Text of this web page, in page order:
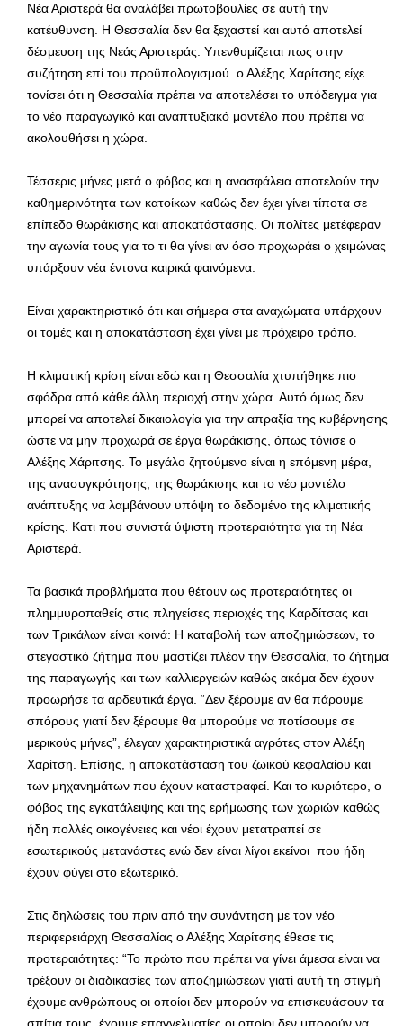
Νέα Αριστερά θα αναλάβει πρωτοβουλίες σε αυτή την
κατέυθυνση. Η Θεσσαλία δεν θα ξεχαστεί και αυτό αποτελεί
δέσμευση της Νεάς Αριστεράς. Υπενθυμίζεται πως στην
συζήτηση επί του προϋπολογισμού ο Αλέξης Χαρίτσης είχε
τονίσει ότι η Θεσσαλία πρέπει να αποτελέσει το υπόδειγμα για
το νέο παραγωγικό και αναπτυξιακό μοντέλο που πρέπει να
ακολουθήσει η χώρα.
Τέσσερις μήνες μετά ο φόβος και η ανασφάλεια αποτελούν την
καθημερινότητα των κατοίκων καθώς δεν έχει γίνει τίποτα σε
επίπεδο θωράκισης και αποκατάστασης. Οι πολίτες μετέφεραν
την αγωνία τους για το τι θα γίνει αν όσο προχωράει ο χειμώνας
υπάρξουν νέα έντονα καιρικά φαινόμενα.
Είναι χαρακτηριστικό ότι και σήμερα στα αναχώματα υπάρχουν
οι τομές και η αποκατάσταση έχει γίνει με πρόχειρο τρόπο.
Η κλιματική κρίση είναι εδώ και η Θεσσαλία χτυπήθηκε πιο
σφόδρα από κάθε άλλη περιοχή στην χώρα. Αυτό όμως δεν
μπορεί να αποτελεί δικαιολογία για την απραξία της κυβέρνησης
ώστε να μην προχωρά σε έργα θωράκισης, όπως τόνισε ο
Αλέξης Χάριτσης. Το μεγάλο ζητούμενο είναι η επόμενη μέρα,
της ανασυγκρότησης, της θωράκισης και το νέο μοντέλο
ανάπτυξης να λαμβάνουν υπόψη το δεδομένο της κλιματικής
κρίσης. Κατι που συνιστά ύψιστη προτεραιότητα για τη Νέα
Αριστερά.
Τα βασικά προβλήματα που θέτουν ως προτεραιότητες οι
πλημμυροπαθείς στις πληγείσες περιοχές της Καρδίτσας και
των Τρικάλων είναι κοινά: Η καταβολή των αποζημιώσεων, το
στεγαστικό ζήτημα που μαστίζει πλέον την Θεσσαλία, το ζήτημα
της παραγωγής και των καλλιεργειών καθώς ακόμα δεν έχουν
προωρήσε τα αρδευτικά έργα. “Δεν ξέρουμε αν θα πάρουμε
σπόρους γιατί δεν ξέρουμε θα μπορούμε να ποτίσουμε σε
μερικούς μήνες”, έλεγαν χαρακτηριστικά αγρότες στον Αλέξη
Χαρίτση. Επίσης, η αποκατάσταση του ζωικού κεφαλαίου και
των μηχανημάτων που έχουν καταστραφεί. Και το κυριότερο, ο
φόβος της εγκατάλειψης και της ερήμωσης των χωριών καθώς
ήδη πολλές οικογένειες και νέοι έχουν μετατραπεί σε
εσωτερικούς μετανάστες ενώ δεν είναι λίγοι εκείνοι που ήδη
έχουν φύγει στο εξωτερικό.
Στις δηλώσεις του πριν από την συνάντηση με τον νέο
περιφερειάρχη Θεσσαλίας ο Αλέξης Χαρίτσης έθεσε τις
προτεραιότητες: “Το πρώτο που πρέπει να γίνει άμεσα είναι να
τρέξουν οι διαδικασίες των αποζημιώσεων γιατί αυτή τη στιγμή
έχουμε ανθρώπους οι οποίοι δεν μπορούν να επισκευάσουν τα